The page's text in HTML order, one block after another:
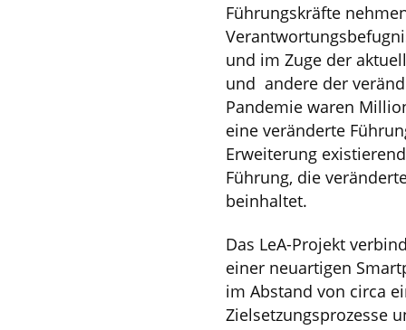
Führungskräfte
und im Zuge der
und andere der
Pandemie waren
eine veränderte
Erweiterung
Führung, die
beinhaltet.
Das LeA-Projekt
einer neuartigen
im Abstand von circa
Zielsetzungsprozesse